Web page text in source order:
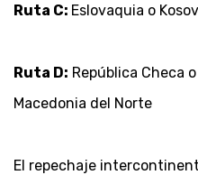
Ruta C: Eslovaquia o
Ruta D: República Checa
Macedonia del Norte
El repechaje